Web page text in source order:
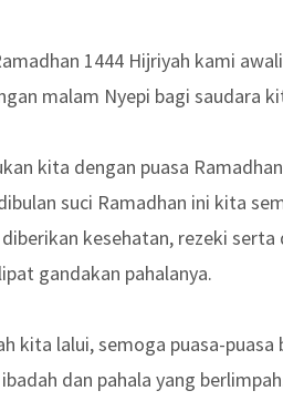
1444 Hijriyah kami
malam Nyepi bagi saudara
kita dengan puasa
suci Ramadhan ini kita
kesehatan, rezeki
gandakan pahalanya.
kita lalui, semoga puasa-
dan pahala yang